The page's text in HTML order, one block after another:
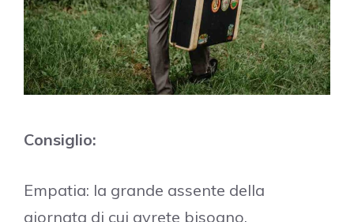
Consiglio:
Empatia: la grande assente della
giornata di cui avrete bisogno.